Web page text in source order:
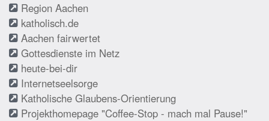
Region Aachen
katholisch.de
Aachen fairwertet
Gottesdienste im Netz
heute-bei-dir
Internetseelsorge
Katholische Glaubens-Orientierung
Projekthomepage "Coffee-Stop - mach mal Pause!"